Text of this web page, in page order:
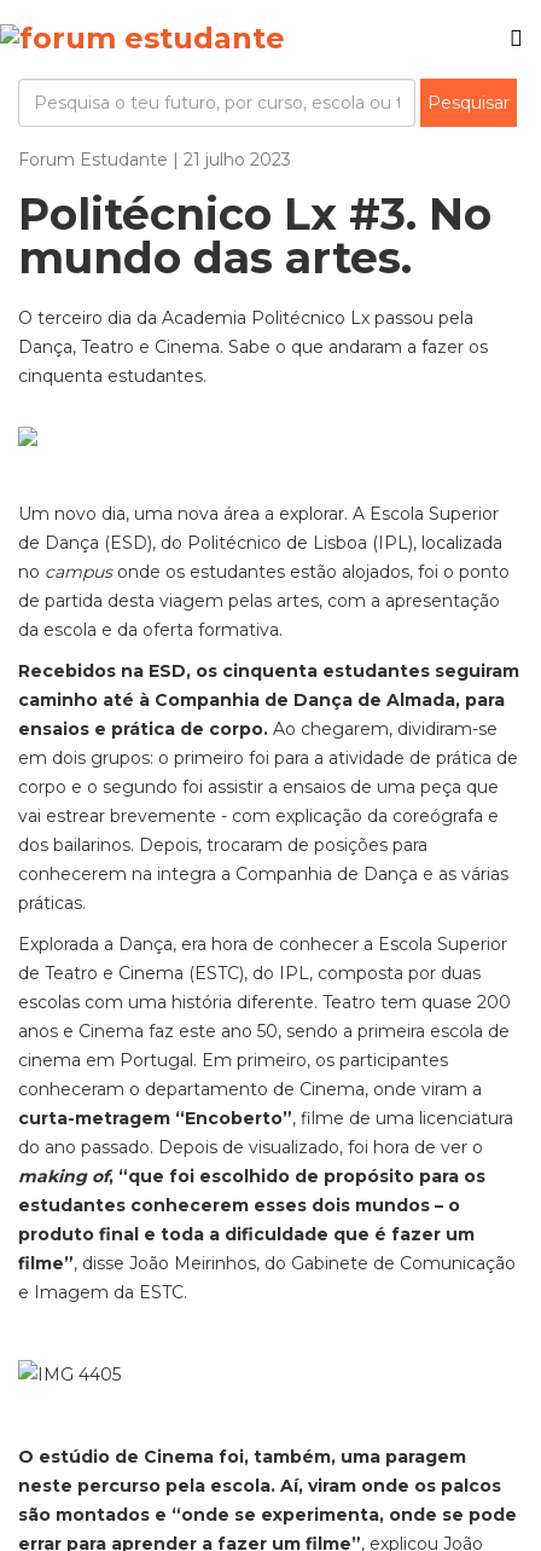
Forum Estudante | 21 julho 2023
Politécnico Lx #3. No
mundo das artes.
O terceiro dia da Academia Politécnico Lx passou pela
Dança, Teatro e Cinema. Sabe o que andaram a fazer os
cinquenta estudantes.
Um novo dia, uma nova área a explorar. A Escola Superior
de Dança (ESD), do Politécnico de Lisboa (IPL), localizada
no campusonde os estudantes estão alojados, foi o ponto
de partida desta viagem pelas artes, com a apresentação
da escola e da oferta formativa.
Recebidos na ESD, os cinquenta estudantes seguiram
caminho até à Companhia de Dança de Almada, para
ensaios e prática de corpo. Ao chegarem, dividiram-se
em dois grupos: o primeiro foi para a atividade de prática de
corpo e o segundo foi assistir a ensaios de uma peça que
vai estrear brevemente - com explicação da coreógrafa e
dos bailarinos. Depois, trocaram de posições para
conhecerem na integra a Companhia de Dança e as várias
práticas.
Explorada a Dança, era hora de conhecer a Escola Superior
de Teatro e Cinema (ESTC), do IPL, composta por duas
escolas com uma história diferente. Teatro tem quase 200
anos e Cinema faz este ano 50, sendo a primeira escola de
cinema em Portugal. Em primeiro, os participantes
conheceram o departamento de Cinema, onde viram a
curta-metragem “Encoberto”, filme de uma licenciatura
do ano passado. Depois de visualizado, foi hora de ver o
making of, “que foi escolhido de propósito para os
estudantes conhecerem esses dois mundos – o
produto final e toda a dificuldade que é fazer um
filme”, disse João Meirinhos, do Gabinete de Comunicação
e Imagem da ESTC.
O estúdio de Cinema foi, também, uma paragem
neste percurso pela escola. Aí, viram onde os palcos
são montados e “onde se experimenta, onde se pode
errar para aprender a fazer um filme”, explicou João